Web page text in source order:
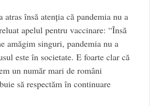
atras însă atenția că pandemia nu a
apelul pentru vaccinare: “Însă
amăgim singuri, pandemia nu a
este în societate. E foarte clar că
un număr mari de români
să respectăm în continuare